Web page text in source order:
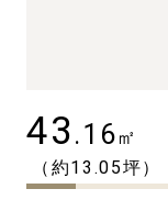
43.16㎡
（約13.05坪）